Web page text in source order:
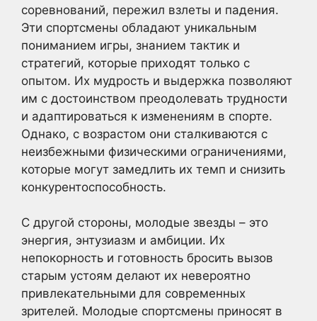
соревнований, пережил взлеты и падения.
Эти спортсмены обладают уникальным
пониманием игры, знанием тактик и
стратегий, которые приходят только с
опытом. Их мудрость и выдержка позволяют
им с достоинством преодолевать трудности
и адаптироваться к изменениям в спорте.
Однако, с возрастом они сталкиваются с
неизбежными физическими ограничениями,
которые могут замедлить их темп и снизить
конкурентоспособность.
С другой стороны, молодые звезды – это
энергия, энтузиазм и амбиции. Их
непокорность и готовность бросить вызов
старым устоям делают их невероятно
привлекательными для современных
зрителей. Молодые спортсмены приносят в